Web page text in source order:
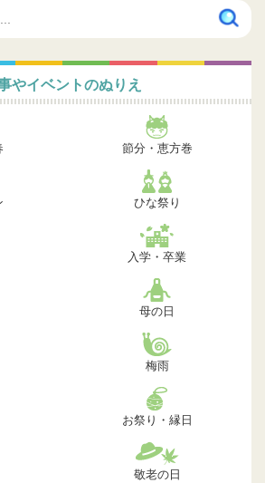
やイベントのぬりえ
節分・恵方巻
ひな祭り
入学・卒業
母の日
梅雨
お祭り・縁日
敬老の日